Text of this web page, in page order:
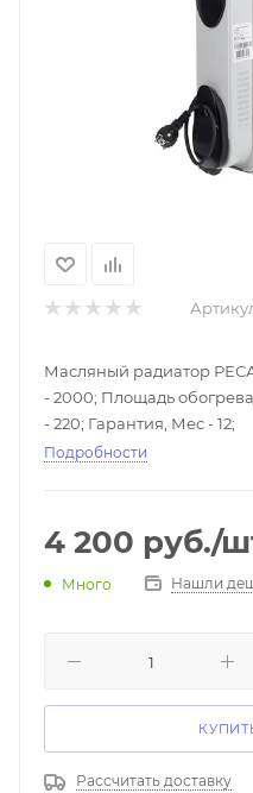
Масляный радиатор
- 2000; Площадь
- 220; Гарантия, Мес - 12;
Подробности
4 200 руб./
Много Нашли
Рассчитать доставку